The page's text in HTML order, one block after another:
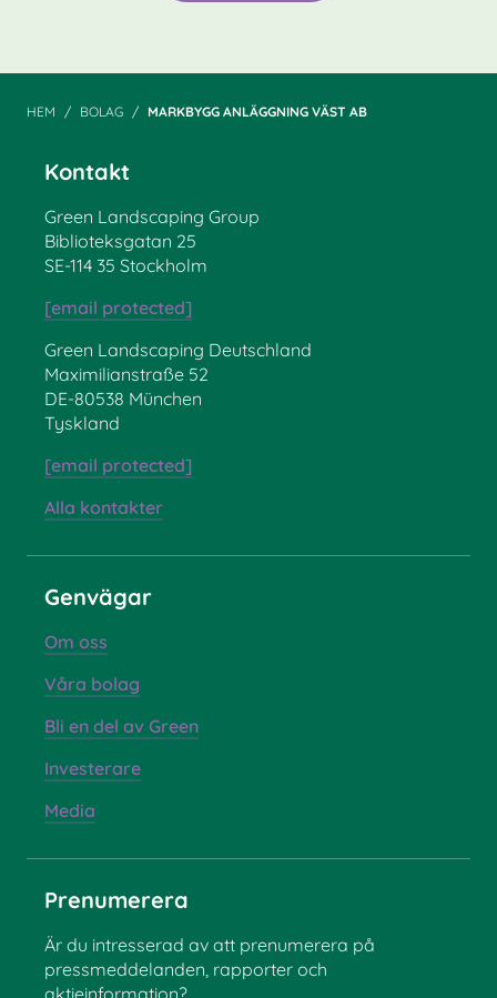
HEM BOLAG MARKBYGG ANLÄGGNING VÄST AB
Kontakt
Green Landscaping Group
Biblioteksgatan 25
SE-114 35 Stockholm
[email protected]
Green Landscaping Deutschland
Maximilianstraße 52
DE-80538 München
Tyskland
[email protected]
Alla kontakter
Genvägar
Om oss
Våra bolag
Bli en del av Green
Investerare
Media
Prenumerera
Är du intresserad av att prenumerera på
pressmeddelanden, rapporter och
aktieinformation?